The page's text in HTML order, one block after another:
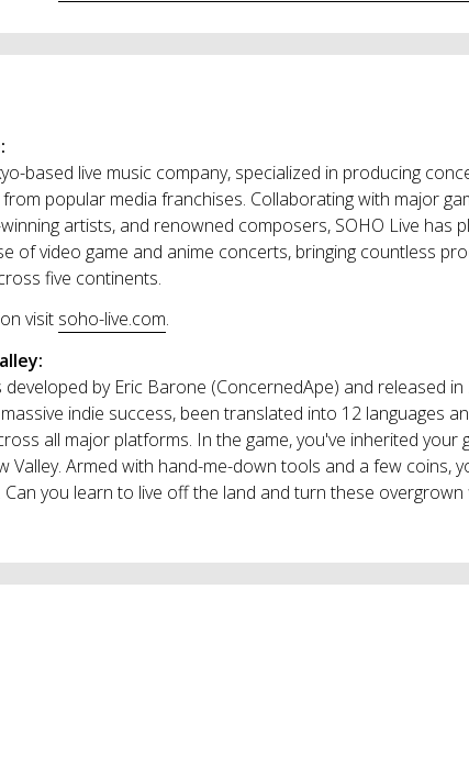
based live music company, specialized in producing
popular media franchises. Collaborating with major
artists, and renowned composers, SOHO Live has
of video game and anime concerts, bringing countless
five continents.
visit soho-live.com.
developed by Eric Barone (ConcernedApe) and released in
indie success, been translated into 12 languages
all major platforms. In the game, you've inherited your
Valley. Armed with hand-me-down tools and a few coins,
Can you learn to live off the land and turn these overgrown